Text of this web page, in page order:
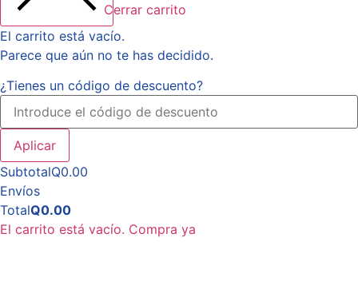
Cerrar carrito
El carrito está vacío.
Parece que aún no te has decidido.
¿Tienes un código de descuento?
Aplicar
SubtotalQ0.00
Envíos
TotalQ0.00
El carrito está vacío. Compra ya